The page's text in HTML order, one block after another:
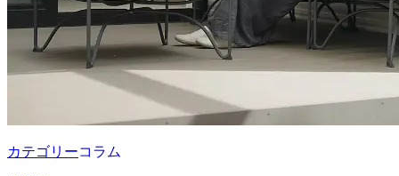
カテゴリーコラム